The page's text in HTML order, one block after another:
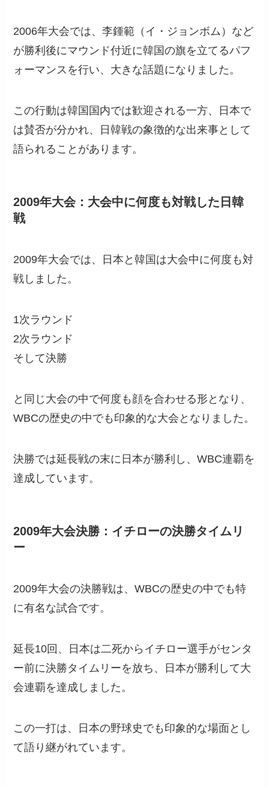
2006年大会では、李鍾範（イ・ジョンボム）など
が勝利後にマウンド付近に韓国の旗を立てるパフ
ォーマンスを行い、大きな話題になりました。
この行動は韓国国内では歓迎される一方、日本で
は賛否が分かれ、日韓戦の象徴的な出来事として
語られることがあります。
2009年大会：大会中に何度も対戦した日韓
戦
2009年大会では、日本と韓国は大会中に何度も対
戦しました。
1次ラウンド
2次ラウンド
そして決勝
と同じ大会の中で何度も顔を合わせる形となり、
WBCの歴史の中でも印象的な大会となりました。
決勝では延長戦の末に日本が勝利し、WBC連覇を
達成しています。
2009年大会決勝：イチローの決勝タイムリ
ー
2009年大会の決勝戦は、WBCの歴史の中でも特
に有名な試合です。
延長10回、日本は二死からイチロー選手がセンタ
ー前に決勝タイムリーを放ち、日本が勝利して大
会連覇を達成しました。
この一打は、日本の野球史でも印象的な場面とし
て語り継がれています。